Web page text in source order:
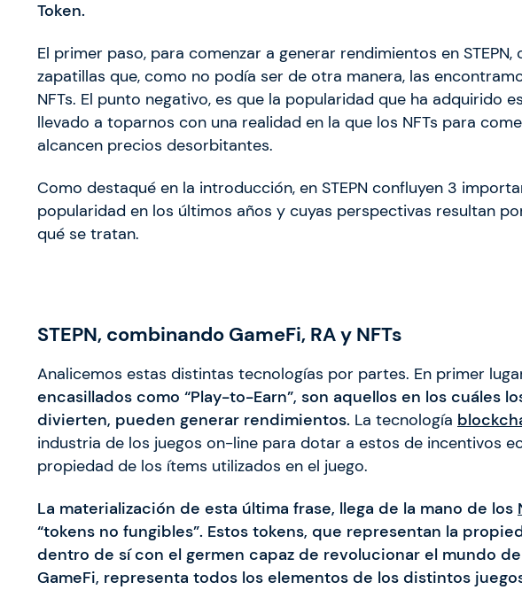
Token.
El primer paso, para comenzar a generar rendimientos en
zapatillas que, como no podía ser de otra manera, las
NFTs. El punto negativo, es que la popularidad que ha adquirido
llevado a toparnos con una realidad en la que los NFTs para
alcancen precios desorbitantes.
Como destaqué en la introducción, en STEPN confluyen 3
popularidad en los últimos años y cuyas perspectivas resultan
qué se tratan.
STEPN, combinando GameFi, RA y NFTs
Analicemos estas distintas tecnologías por partes. En primer
encasillados como “Play-to-Earn”, son aquellos en los cuáles
divierten, pueden generar rendimientos. La tecnología
industria de los juegos on-line para dotar a estos de incentivos
propiedad de los ítems utilizados en el juego.
La materialización de esta última frase, llega de la mano de los
“tokens no fungibles”. Estos tokens, que representan la
dentro de sí con el germen capaz de revolucionar el mundo
GameFi, representa todos los elementos de los distintos